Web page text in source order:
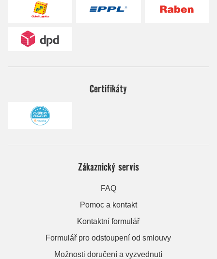
Certifikáty
Zákaznický servis
FAQ
Pomoc a kontakt
Kontaktní formulář
Formulář pro odstoupení od smlouvy
Možnosti doručení a vyzvednutí